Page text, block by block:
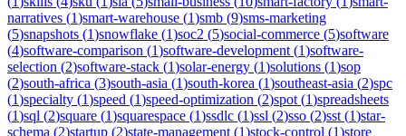
narratives (1)smart-warehouse (1)smb (9)sms-marketing
(5)snapshots (1)snowflake (1)soc2 (5)social-commerce (5)software
(4)software-comparison (1)software-development (1)software-
selection (2)software-stack (1)solar-energy (1)solutions (1)sop
(2)south-africa (3)south-asia (1)south-korea (1)southeast-asia (2)spc
(1)specialty (1)speed (1)speed-optimization (2)spot (1)spreadsheets
(1)sql (2)square (1)squarespace (1)ssdlc (1)ssl (2)sso (2)sst (1)star-
schema (2)startup (2)state-management (1)stock-control (1)store